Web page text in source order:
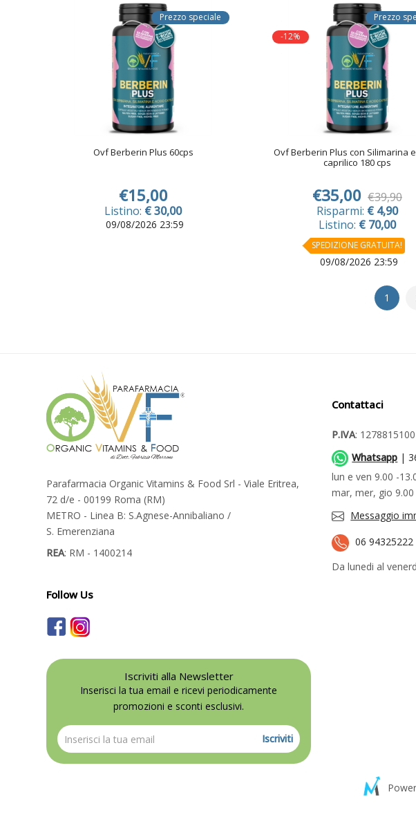
Prezzo speciale
Ovf Berberin Plus 60cps
€15,00
Listino: € 30,00
09/08/2026 23:59
Prezzo
-12%
Ovf Berberin Plus con Silimarina
caprilico 180 cps
€35,00 €39,90
Risparmi: € 4,90
Listino: € 70,00
SPEDIZIONE GRATUITA!
09/08/2026 23:59
1
Parafarmacia Organic Vitamins & Food Srl - Viale Eritrea,
72 d/e - 00199 Roma (RM)
METRO - Linea B: S.Agnese-Annibaliano /
S. Emerenziana
REA: RM - 1400214
Contattaci
P.IVA:
Whatsapp |
lun e ven 9.00 -
mar, mer, gio 9.00
Messaggio
06 94325222
Da lunedi al
Follow Us
Iscriviti alla Newsletter
Inserisci la tua email e ricevi periodicamente
promozioni e sconti esclusivi.
Iscriviti